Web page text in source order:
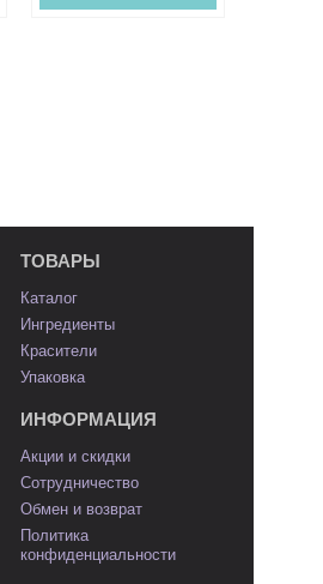
ТОВАРЫ
Каталог
Ингредиенты
Красители
Упаковка
ИНФОРМАЦИЯ
Акции и скидки
Сотрудничество
Обмен и возврат
Политика
конфиденциальности